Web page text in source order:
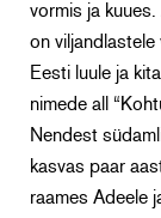
vormis ja
on viljandlastele
Eesti luule ja
nimede all
Nendest
kasvas paar
raames Adeele